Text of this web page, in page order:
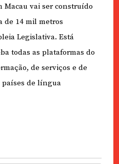
Macau vai ser construído
de 14 mil metros
Legislativa. Está
todas as plataformas do
de serviços e de
países de língua